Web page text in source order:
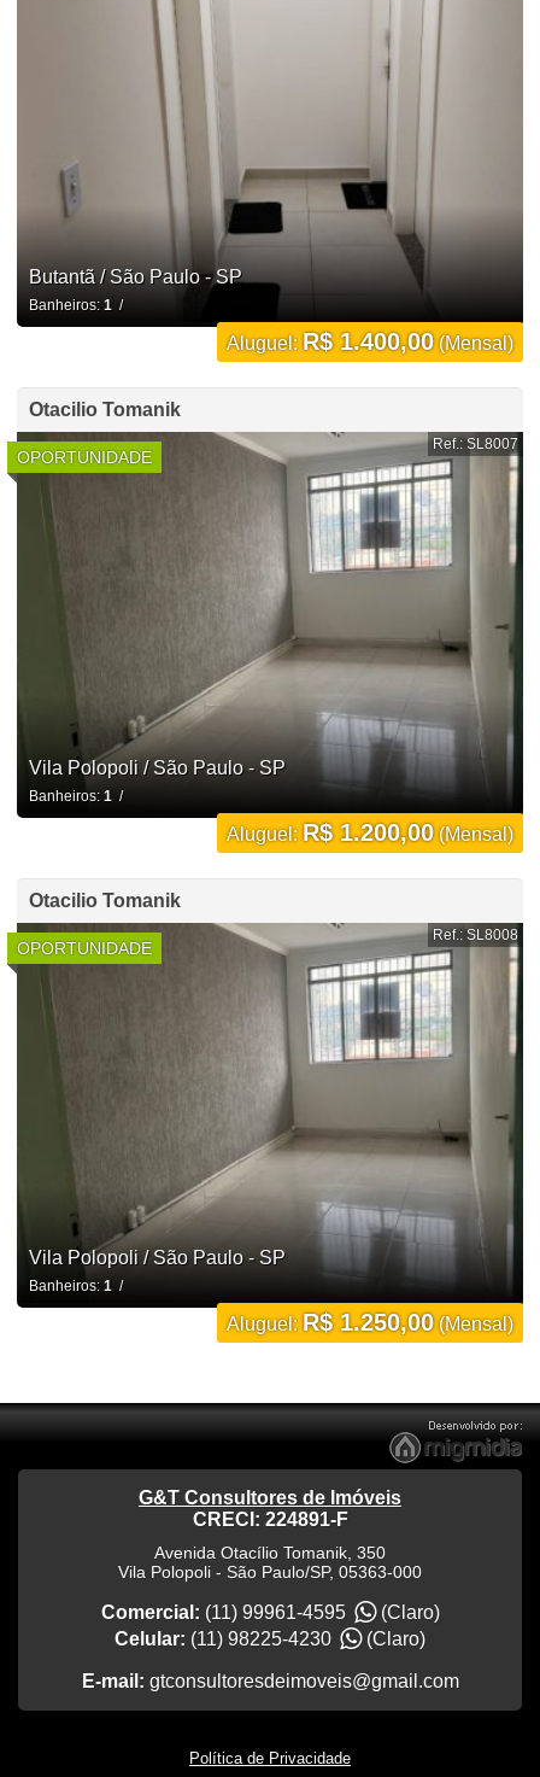
Butantã / São Paulo - SP
Banheiros: 1/
Aluguel: R$ 1.400,00(Mensal)
Otacilio Tomanik
OPORTUNIDADE
Ref.: SL8007
Vila Polopoli / São Paulo - SP
Banheiros: 1 /
Aluguel: R$ 1.200,00(Mensal)
Otacilio Tomanik
OPORTUNIDADE
Ref.: SL8008
Vila Polopoli / São Paulo - SP
Banheiros: 1/
Aluguel: R$ 1.250,00(Mensal)
G&T Consultores de Imóveis
CRECI: 224891-F
Avenida Otacílio Tomanik, 350
Vila Polopoli - São Paulo/SP, 05363-000
Comercial: (11) 99961-4595
(Claro)
Celular: (11) 98225-4230 (Claro)
E-mail: gtconsultoresdeimoveis@gmail.com
Política de Privacidade